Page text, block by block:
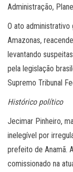
Administração,
O ato
Amazonas,
levantando
pela legislação
Supremo Tribunal
Histórico político
Jecimar Pinheiro,
inelegível por
prefeito de Anamã.
comissionado na